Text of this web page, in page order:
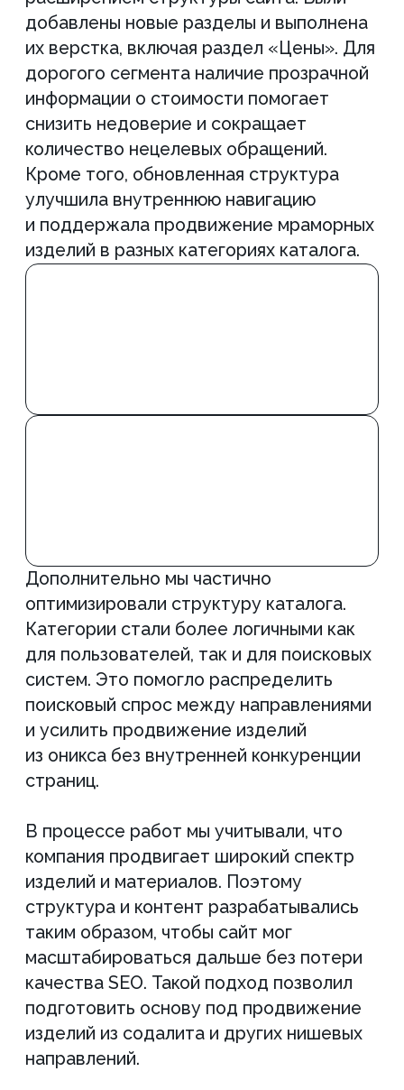
поискового охвата в строительной
тематике.
Усиление доверия и
коммерческой подачи
Отдельное внимание уделили
в нише камнеобработки сильно зависят
от восприятия качества, поэтому
мы обновили баннеры на сайте. Новый
визуальный блок помог лучше
транслировать уровень работ компании
и повысил вовлеченность
пользователей. Это положительно
опыта и экспертности команды. Для
клиента это стало важным элементом
Примерыблоков
За 5 месяцев сайт клиента стал
заметно сильнее как с точки
зрения SEO, так и с позиции
Чтов итоге